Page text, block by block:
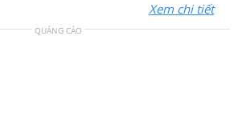
Xem chi tiết
QUẢNG CÁO